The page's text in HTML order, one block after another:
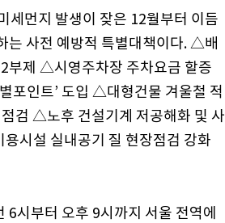
세먼지 발생이 잦은 12월부터 이듬
는 사전 예방적 특별대책이다. △배
부제 △시영주차장 주차요금 할증
포인트’ 도입 △대형건물 겨울철 적
검 △노후 건설기계 저공해화 및 사
시설 실내공기 질 현장점검 강화
시부터 오후 9시까지 서울 전역에